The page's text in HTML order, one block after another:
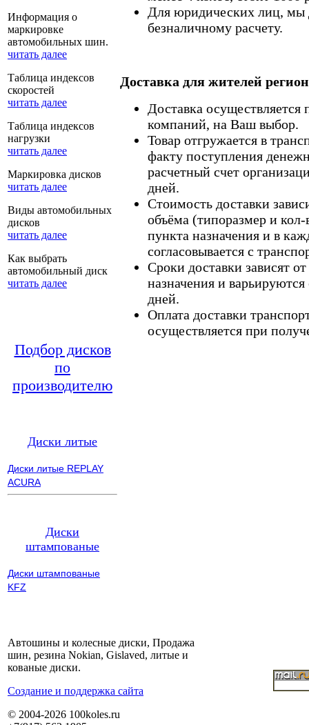
Информация о
маркировке
автомобильных шин.
читать далее
Таблица индексов
скоростей
читать далее
Таблица индексов
нагрузки
читать далее
Маркировка дисков
читать далее
Виды автомобильных
дисков
читать далее
Как выбрать
автомобильный диск
читать далее
Подбор дисков
по
производителю
Диски литые
Диски литые REPLAY
ACURA
Диски
штампованые
Диски штампованые
KFZ
Для юридических лиц, мы
безналичному расчету.
Доставка для жителей
Доставка
компаний, на Ваш выбор.
Товар отгружается в
факту поступления
расчетный счет
дней.
Стоимость доставки
объёма (типоразмер и кол-
пункта назначения и в
согласовывается с
Сроки доставки зависят
назначения и
дней.
Оплата доставки
осуществляется при
Автошины и колесные диски, Продажа
шин, резина Nokian, Gislaved, литые и
кованые диски.
Cоздание и поддержка сайта
© 2004-2026 100koles.ru